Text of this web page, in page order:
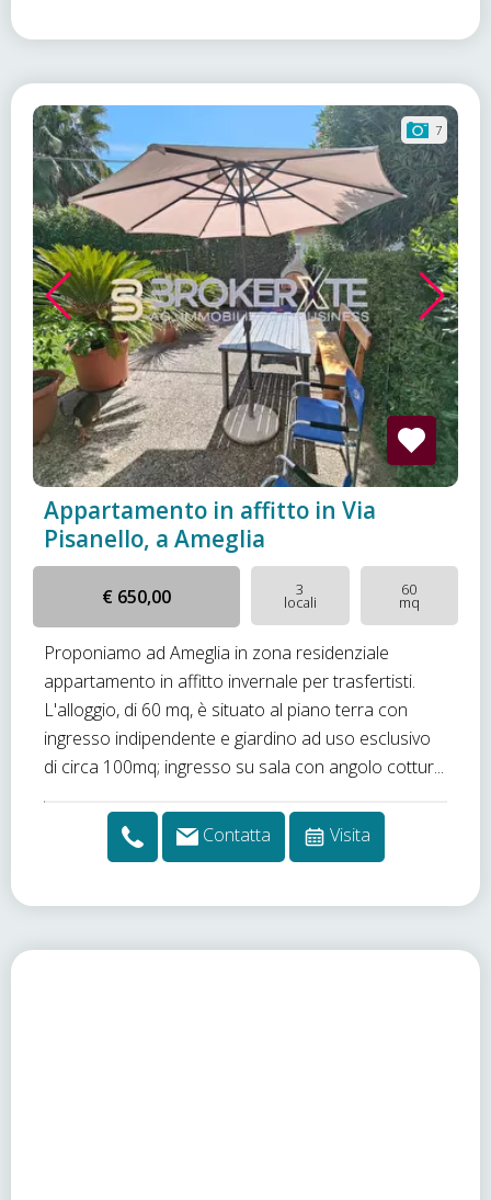
7
Appartamento in affitto in Via
Pisanello, a Ameglia
€ 650,00 3
locali
60
mq
Proponiamo ad Ameglia in zona residenziale
appartamento in affitto invernale per trasfertisti.
L'alloggio, di 60 mq, è situato al piano terra con
ingresso indipendente e giardino ad uso esclusivo
di circa 100mq; ingresso su sala con angolo cottur...
Contatta Visita